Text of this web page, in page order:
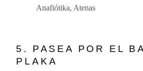
Anafiótika, Atenas
5. PASEA POR EL
PLAKA